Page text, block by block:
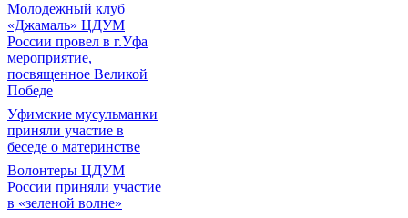
Молодежный клуб
«Джамаль» ЦДУМ
России провел в г.Уфа
мероприятие,
посвященное Великой
Победе
Уфимские мусульманки
приняли участие в
беседе о материнстве
Волонтеры ЦДУМ
России приняли участие
в «зеленой волне»